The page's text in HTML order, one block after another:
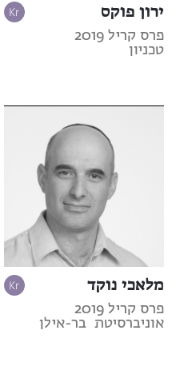
ירון פוקס
פרס קריל 2019
טכניון
מלאכי נוקד
פרס קריל 2019
אוניברסיטת בר-אילן